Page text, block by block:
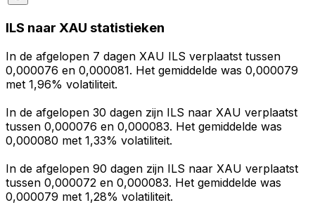
ILS naar XAU statistieken
In de afgelopen 7 dagen XAU ILS verplaatst tussen
0,000076 en 0,000081. Het gemiddelde was 0,000079
met 1,96% volatiliteit.
In de afgelopen 30 dagen zijn ILS naar XAU verplaatst
tussen 0,000076 en 0,000083. Het gemiddelde was
0,000080 met 1,33% volatiliteit.
In de afgelopen 90 dagen zijn ILS naar XAU verplaatst
tussen 0,000072 en 0,000083. Het gemiddelde was
0,000079 met 1,28% volatiliteit.